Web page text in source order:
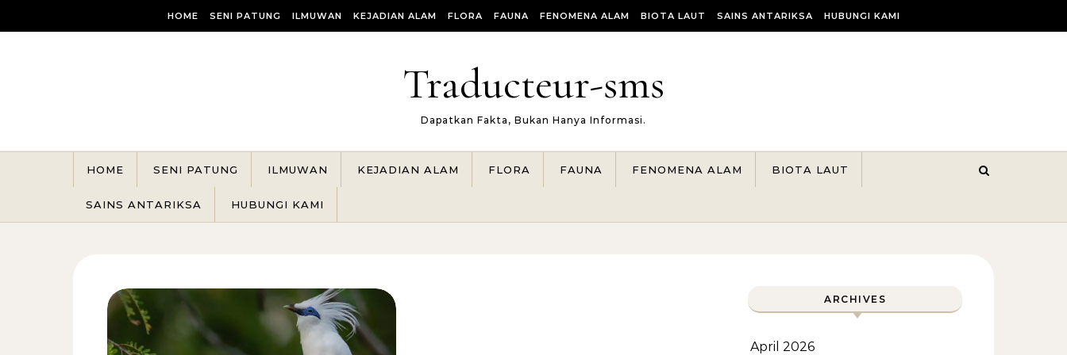
HOME SENI PATUNG ILMUWAN KEJADIAN ALAM FLORA FAUNA FENOMENA ALAM BIOTA LAUT SAINS ANTARIKSA HUBUNGI KAMI
Traducteur-sms
Dapatkan Fakta, Bukan Hanya Informasi.
HOME SENI PATUNG ILMUWAN KEJADIAN ALAM FLORA FAUNA FENOMENA ALAM BIOTA LAUT
SAINS ANTARIKSA HUBUNGI KAMI
ARCHIVES
April 2026